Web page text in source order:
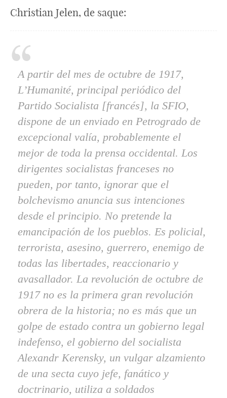
Christian Jelen, de saque:
A partir del mes de octubre de 1917,
L’Humanité, principal periódico del
Partido Socialista [francés], la SFIO,
dispone de un enviado en Petrogrado de
excepcional valía, probablemente el
mejor de toda la prensa occidental. Los
dirigentes socialistas franceses no
pueden, por tanto, ignorar que el
bolchevismo anuncia sus intenciones
desde el principio. No pretende la
emancipación de los pueblos. Es policial,
terrorista, asesino, guerrero, enemigo de
todas las libertades, reaccionario y
avasallador. La revolución de octubre de
1917 no es la primera gran revolución
obrera de la historia; no es más que un
golpe de estado contra un gobierno legal
indefenso, el gobierno del socialista
Alexandr Kerensky, un vulgar alzamiento
de una secta cuyo jefe, fanático y
doctrinario, utiliza a soldados